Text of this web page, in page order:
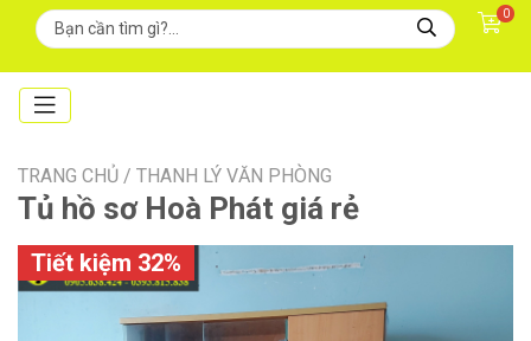
0
TRANG CHỦ / THANH LÝ VĂN PHÒNG
Tủ hồ sơ Hoà Phát giá rẻ
Tiết kiệm 32%